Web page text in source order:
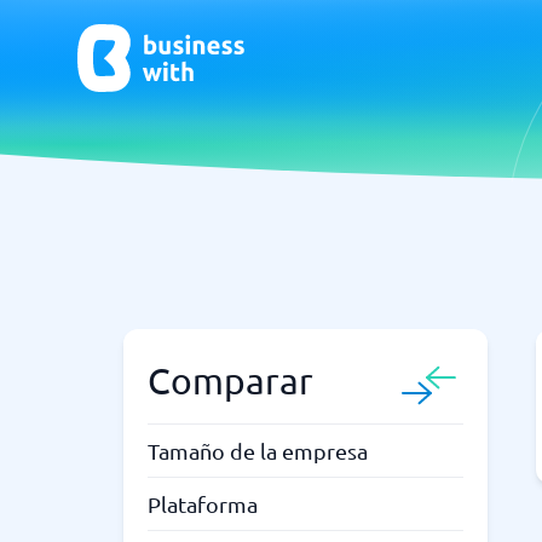
¿No estás seguro de qué sistema?
Comparar
Tamaño de la empresa
Plataforma